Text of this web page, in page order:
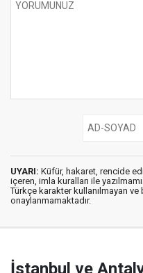
UYARI: Küfür, hakaret, rencide
içeren, imla kuralları ile
Türkçe karakter kullanılmayan
onaylanmamaktadır.
İstanbul ve